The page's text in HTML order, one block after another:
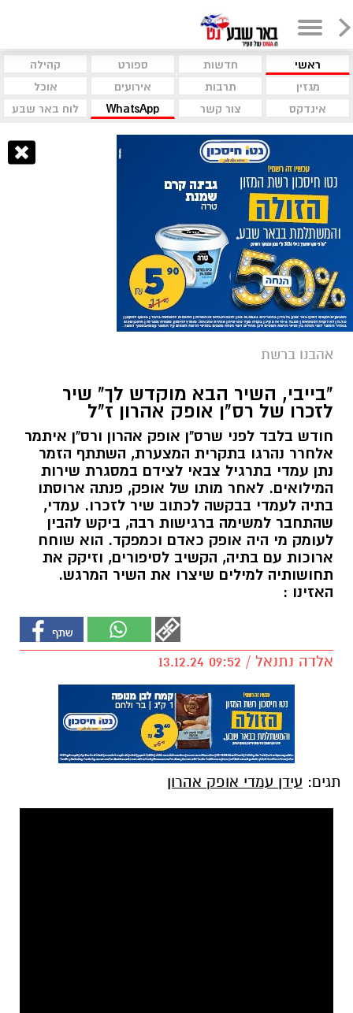
ראשי חדשות ספורט
קהילה
מגזין
תרבות אירועים
אוכל
אינדקס
צור קשר WhatsApp לוח באר שבע
אהבנו ברשת
"בייבי, השיר הבא מוקדש לך" שיר
לזכרו של רס"ן אופק אהרון ז"ל
חודש בלבד לפני שרס"ן אופק אהרון ורס"ן איתמר
אלחרר נהרגו בתקרית המצערת, השתתף הזמר
נתן עמדי בתרגיל צבאי לצידם במסגרת שירות
המילואים. לאחר מותו של אופק, פנתה ארוסתו
בתיה לעמדי בבקשה לכתוב שיר לזכרו. עמדי,
שהתחבר למשימה ברגישות רבה, ביקש להבין
לעומק מי היה אופק כאדם וכמפקד. הוא שוחח
ארוכות עם בתיה, הקשיב לסיפורים, וזיקק את
תחושותיה למילים שיצרו את השיר המרגש.
האזינו :
אלדה נתנאל / 09:52 13.12.24
תגים: עידן עמדי אופק אהרון